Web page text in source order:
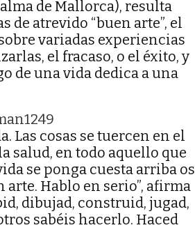
de Mallorca), resulta
de atrevido “buen arte”, el
variadas experiencias
el fracaso, o el éxito, y
de una vida dedica a una
Las cosas se tuercen en el
salud, en todo aquello que
se ponga cuesta arriba os
Hablo en serio”, afirma
dibujad, construid, jugad,
sabéis hacerlo. Haced